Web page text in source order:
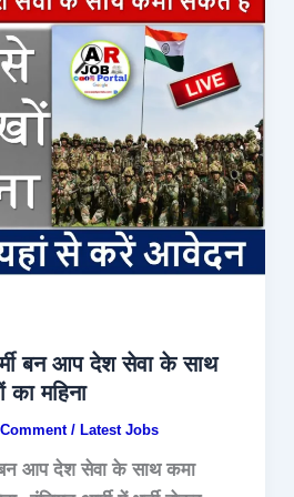
बन आप देश सेवा के साथ
महिना
/ Latest Jobs
आप देश सेवा के साथ कमा